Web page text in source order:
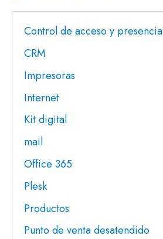
Control de acceso y presencia
CRM
Impresoras
Internet
Kit digital
mail
Office 365
Plesk
Productos
Punto de venta desatendido